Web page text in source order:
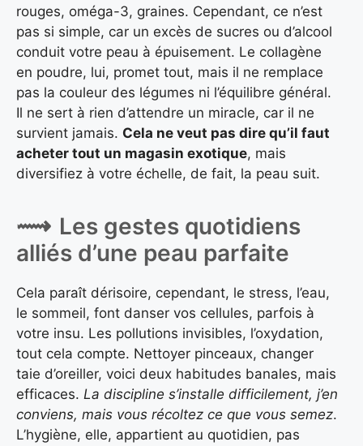
rouges, oméga-3, graines. Cependant, ce n’est
pas si simple, car un excès de sucres ou d’alcool
conduit votre peau à épuisement. Le collagène
en poudre, lui, promet tout, mais il ne remplace
pas la couleur des légumes ni l’équilibre général.
Il ne sert à rien d’attendre un miracle, car il ne
survient jamais. Cela ne veut pas dire qu’il faut
acheter tout un magasin exotique, mais
diversifiez à votre échelle, de fait, la peau suit.
Les gestes quotidiens
alliés d’une peau parfaite
Cela paraît dérisoire, cependant, le stress, l’eau,
le sommeil, font danser vos cellules, parfois à
votre insu. Les pollutions invisibles, l’oxydation,
tout cela compte. Nettoyer pinceaux, changer
taie d’oreiller, voici deux habitudes banales, mais
efficaces. La discipline s’installe difficilement, j’en
conviens, mais vous récoltez ce que vous semez.
L’hygiène, elle, appartient au quotidien, pas